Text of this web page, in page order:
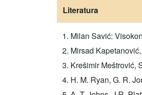
Literatura
Milan Savić:
Mirsad
Krešimir Meštrović,
H. M. Ryan, G. R.